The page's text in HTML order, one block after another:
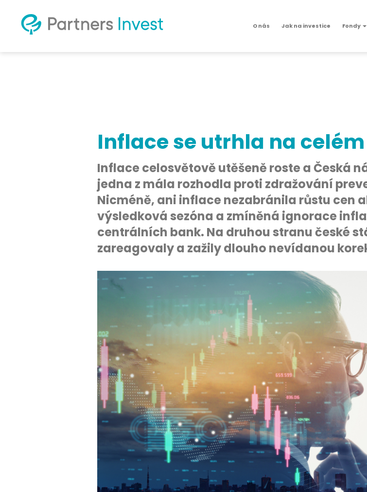
O nás Jak na investice Fondy
Inflace se utrhla na
Inflace celosvětově utěšeně roste a Česká
jedna z mála rozhodla proti zdražování
Nicméně, ani inflace nezabránila růstu cen
výsledková sezóna a zmíněná ignorace
centrálních bank. Na druhou stranu české
zareagovaly a zažily dlouho nevídanou